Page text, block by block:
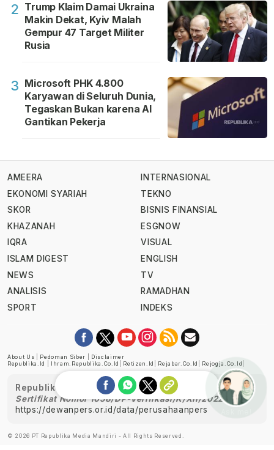
2 Trump Klaim Damai Ukraina
Makin Dekat, Kyiv Malah
Gempur 47 Target Militer
Rusia
3 Microsoft PHK 4.800
Karyawan di Seluruh Dunia,
Tegaskan Bukan karena AI
Gantikan Pekerja
AMEERA
EKONOMI SYARIAH
SKOR
KHAZANAH
IQRA
ISLAM DIGEST
NEWS
ANALISIS
SPORT
INTERNASIONAL
TEKNO
BISNIS FINANSIAL
ESGNOW
VISUAL
ENGLISH
TV
RAMADHAN
INDEKS
About Us Pedoman Siber
Disclaimer
Republika.id
Ihram.republika.co.id Retizen.id Rejabar.co.id Rejogja.co.id
Republika telah diverifikasi oleh Dewan Pers
Sertifikat Nomor 1058/DP-Verifikasi/K/XII/2022
https://dewanpers.or.id/data/perusahaanpers
© 2026 PT Republika Media Mandiri - All Rights Reserved.